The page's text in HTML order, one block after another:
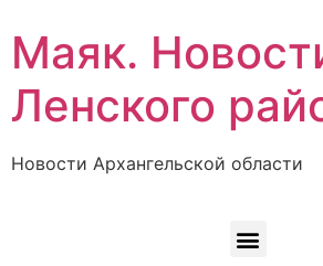
Маяк.
Ленского
Новости Архангельской области